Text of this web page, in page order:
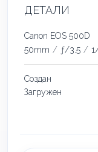
ДЕТАЛИ
Canon EOS 500D
50mm / ƒ/3.5 /
Создан
Загружен